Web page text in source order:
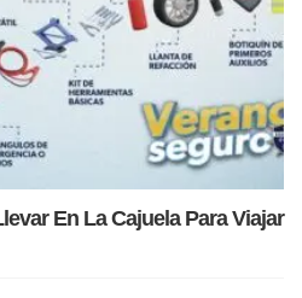
En La Cajuela Para Viajar